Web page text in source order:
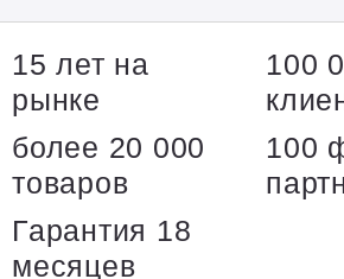
15 лет на
рынке
100
более 20 000
товаров
100
Гарантия 18
месяцев